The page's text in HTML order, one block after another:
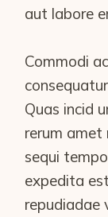
aut labore
Commodi
Quas incid
rerum amet
sequi
expedita
repudiadae